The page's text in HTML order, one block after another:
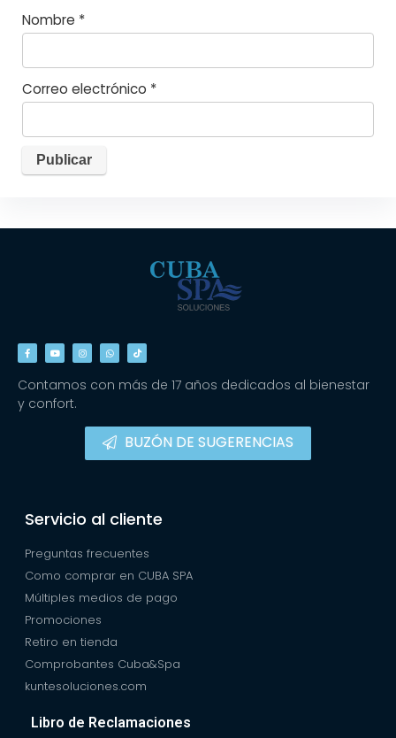
Nombre *
Correo electrónico *
Contamos con más de 17 años dedicados al bienestar
y confort.
BUZÓN DE SUGERENCIAS
Servicio al cliente
Preguntas frecuentes
Como comprar en CUBA SPA
Múltiples medios de pago
Promociones
Retiro en tienda
Comprobantes Cuba&Spa
kuntesoluciones.com
Libro de Reclamaciones